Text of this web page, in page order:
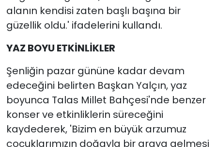
alanın kendisi zaten başlı başına bir
güzellik oldu.' ifadelerini kullandı.
YAZ BOYU ETKİNLİKLER
Şenliğin pazar gününe kadar devam
edeceğini belirten Başkan Yalçın, yaz
boyunca Talas Millet Bahçesi'nde benzer
konser ve etkinliklerin süreceğini
kaydederek, 'Bizim en büyük arzumuz
çocuklarımızın doğayla bir araya gelmesi